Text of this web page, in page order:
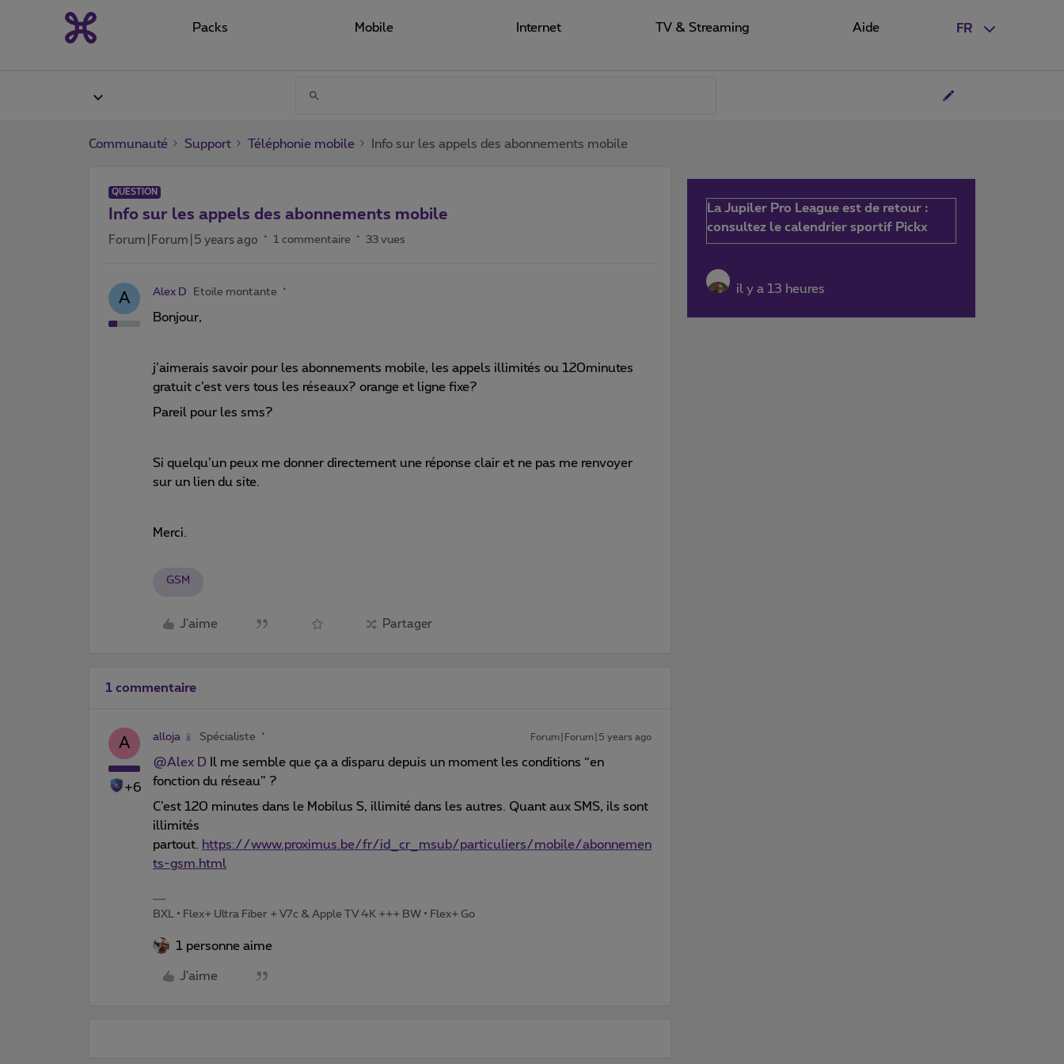
FR
Packs Mobile Internet TV & Streaming Aide
Communauté Support Téléphonie mobile Info sur les appels des abonnements mobile
QUESTION
Info sur les appels des abonnements mobile
Forum|Forum|5 years ago 1 commentaire 33 vues
A Alex D Etoile montante
Bonjour,
j’aimerais savoir pour les abonnements mobile, les appels illimités ou 120minutes
gratuit c’est vers tous les réseaux? orange et ligne fixe?
Pareil pour les sms?
Si quelqu’un peux me donner directement une réponse clair et ne pas me renvoyer
sur un lien du site.
Merci.
GSM
J'aime Partager
1 commentaire
A
+6
alloja Spécialiste Forum|Forum|5 years ago
@Alex D Il me semble que ça a disparu depuis un moment les conditions “en
fonction du réseau” ?
C’est 120 minutes dans le Mobilus S, illimité dans les autres. Quant aux SMS, ils sont
illimités
partout.
https://www.proximus.be/fr/id_cr_msub/particuliers/mobile/abonnemen
ts-gsm.html
BXL • Flex+ Ultra Fiber + V7c & Apple TV 4K +++ BW • Flex+ Go
1 personne aime
J'aime
La Jupiler Pro League est de retour :
consultez le calendrier sportif Pickx
il y a 13 heures